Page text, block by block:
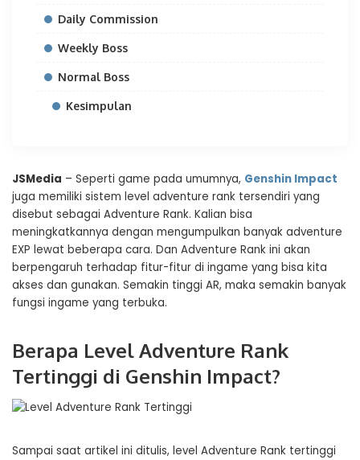
Daily Commission
Weekly Boss
Normal Boss
Kesimpulan
JSMedia – Seperti game pada umumnya, Genshin Impact
juga memiliki sistem level adventure rank tersendiri yang
disebut sebagai Adventure Rank. Kalian bisa
meningkatkannya dengan mengumpulkan banyak adventure
EXP lewat beberapa cara. Dan Adventure Rank ini akan
berpengaruh terhadap fitur-fitur di ingame yang bisa kita
akses dan gunakan. Semakin tinggi AR, maka semakin banyak
fungsi ingame yang terbuka.
Berapa Level Adventure Rank
Tertinggi di Genshin Impact?
Sampai saat artikel ini ditulis, level Adventure Rank tertinggi